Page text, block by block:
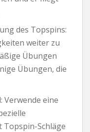
des Topspins:
weiter zu
Übungen
Übungen, die
Verwende eine
Topspin-Schläge